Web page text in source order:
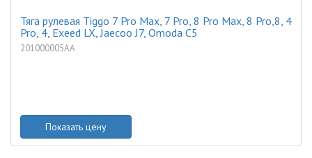
Тяга рулевая Tiggo 7 Pro Max, 7 Pro, 8 Pro Max, 8 Pro,8, 4
Pro, 4, Exeed LX, Jaecoo J7, Omoda C5
201000005AA
Показать цену